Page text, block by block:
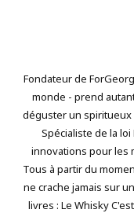
Fondateur de
monde - prend
déguster un spiritueux
Spécialiste de la
innovations pour les
Tous à partir du
ne crache jamais sur
livres : Le Whisky